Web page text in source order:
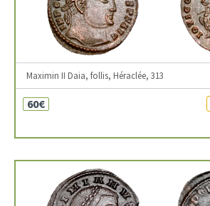
Maximin II Daia, follis, Héraclée, 313
60€